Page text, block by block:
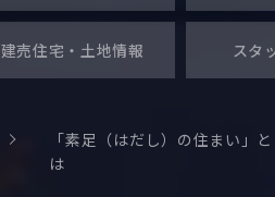
建売住宅・土地情報 スタ
「素足（はだし）の住まい」と
は